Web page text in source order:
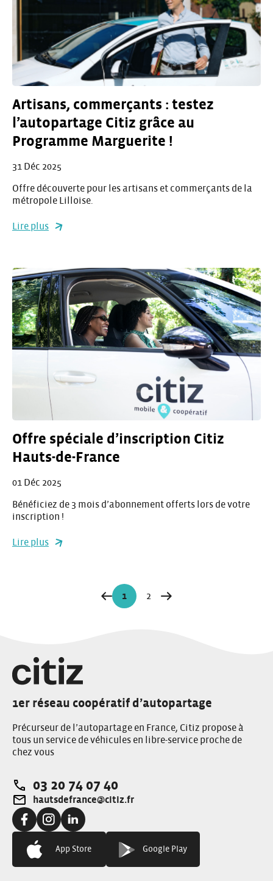
Artisans, commerçants : testez
l’autopartage Citiz grâce au
Programme Marguerite !
31 Déc 2025
Offre découverte pour les artisans et commerçants de la
métropole Lilloise.
Lire plus
Offre spéciale d’inscription Citiz
Hauts-de-France
01 Déc 2025
Bénéficiez de 3 mois d’abonnement offerts lors de votre
inscription !
Lire plus
Navigation
articles
Page
1
Page
2
1er réseau coopératif d’autopartage
Précurseur de l’autopartage en France, Citiz propose à
tous un service de véhicules en libre-service proche de
chez vous
Téléphone:
03 20 74 07 40
Adresse e-mail:
hautsdefrance@citiz.fr
Facebook:Instagram:Linkedin:
App Store Google Play